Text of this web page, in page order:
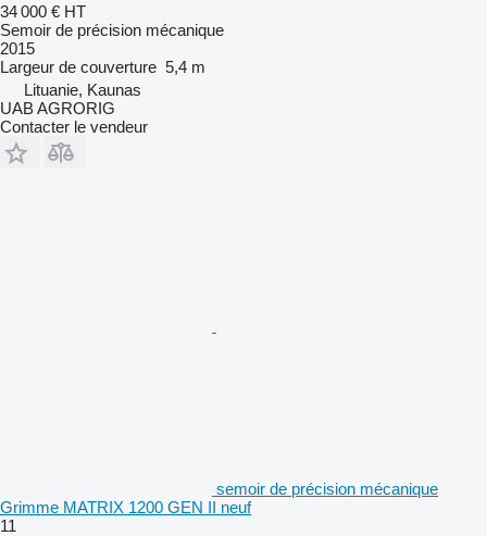
34 000 € HT
Semoir de précision mécanique
2015
Largeur de couverture 5,4 m
Lituanie, Kaunas
UAB AGRORIG
Contacter le vendeur
semoir de précision mécanique
Grimme MATRIX 1200 GEN II neuf
11